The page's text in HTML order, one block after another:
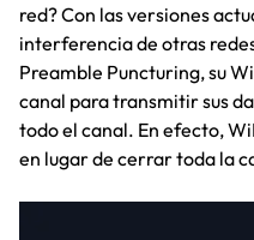
red? Con las versiones
interferencia de otras
Preamble Puncturing, su
canal para transmitir sus
todo el canal. En efecto,
en lugar de cerrar toda la